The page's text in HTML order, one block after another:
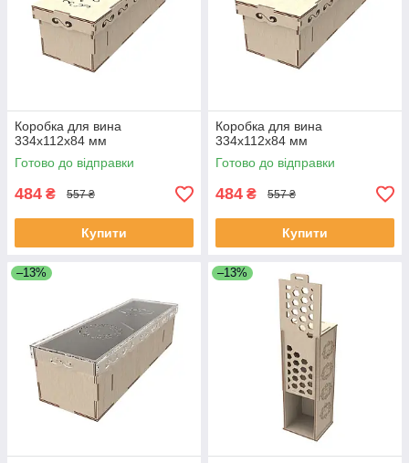
Коробка для вина
334х112х84 мм
Готово до відправки
484 ₴ 557 ₴
Купити
Коробка для вина
334х112х84 мм
Готово до відправки
484 ₴ 557 ₴
Купити
–13% –13%